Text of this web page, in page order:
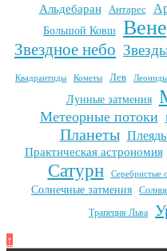
Альдебаран Антарес
Большой Ковш
Звездное небо
Квадрантиды Кометы Лев Леониды
Лунные затмения
Метеорные потоки
Планеты
Практическая астрономия
Сатурн Серебристые
Солнечные затмения
Трапеция Льва
↑